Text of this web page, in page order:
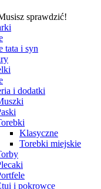
sprawdzić!
tata i syn
i dodatki
Klasyczne
Torebki miejskie
i pokrowce